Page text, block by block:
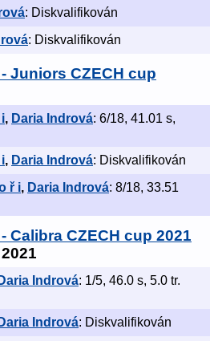
: Diskvalifikován
: Diskvalifikován
Juniors CZECH cup
, Daria Indrová: 6/18, 41.01 s,
, Daria Indrová: Diskvalifikován
ř i, Daria Indrová: 8/18, 33.51
Calibra CZECH cup 2021
Daria Indrová: 1/5, 46.0 s, 5.0 tr.
Daria Indrová: Diskvalifikován